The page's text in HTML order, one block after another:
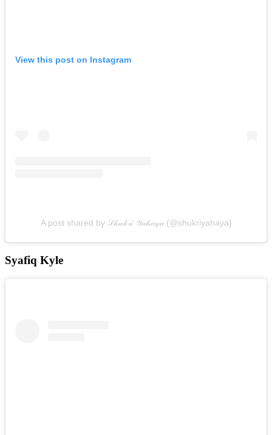
View this post on Instagram
A post shared by 𝒮𝒽𝓊𝓀𝓇𝒾 𝒴𝒶𝒽𝒶𝓎𝒶 (@shukriyahaya)
Syafiq Kyle